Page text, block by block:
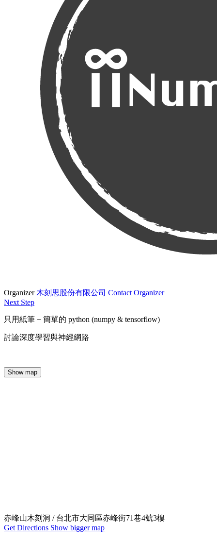
Organizer 木刻思股份有限公司 Contact Organizer
Next Step
只用紙筆 + 簡單的 python (numpy & tensorflow)
討論深度學習與神經網路
Show map
赤峰山木刻洞 / 台北市大同區赤峰街71巷4號3樓
Get Directions Show bigger map